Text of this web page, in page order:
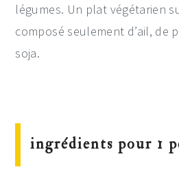
légumes. Un plat végétarien
composé seulement d’ail, de
soja.
ingrédients pour 1